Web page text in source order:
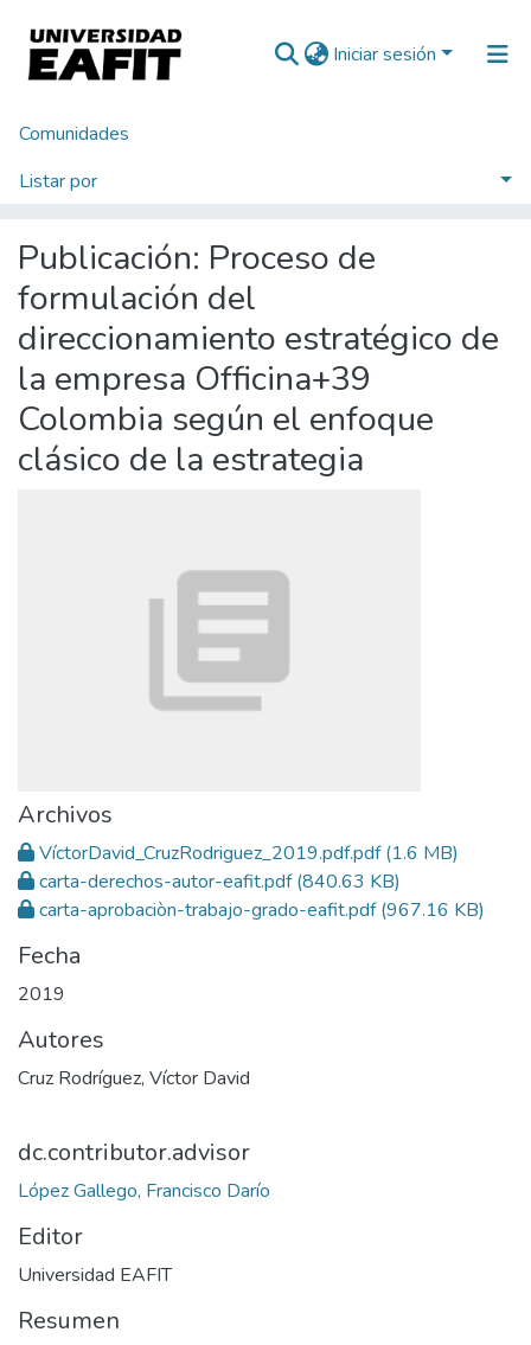
Iniciar sesión
Comunidades
Listar por
Inicio Tesis de Grado
Publicación: Proceso de
formulación del
direccionamiento estratégico de
la empresa Officina+39
Colombia según el enfoque
clásico de la estrategia
Archivos
VíctorDavid_CruzRodriguez_2019.pdf.pdf(1.6 MB)
carta-derechos-autor-eafit.pdf(840.63 KB)
carta-aprobaciòn-trabajo-grado-eafit.pdf(967.16 KB)
Fecha
2019
Autores
Cruz Rodríguez, Víctor David
dc.contributor.advisor
López Gallego, Francisco Darío
Editor
Universidad EAFIT
Resumen